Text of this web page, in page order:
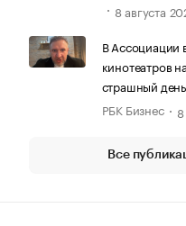
8 августа
В Ассоциации
кинотеатров
страшный
РБК Бизнес
Все